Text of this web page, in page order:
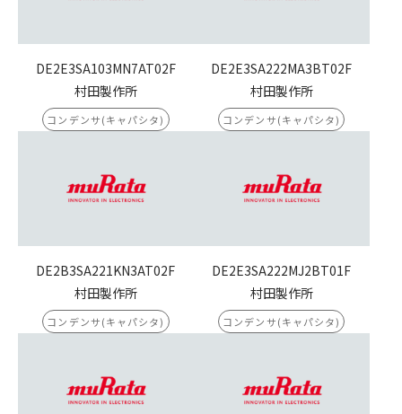
DE2E3SA103MN7AT02F
村田製作所
コンデンサ(キャパシタ)
DE2E3SA222MA3BT02F
村田製作所
コンデンサ(キャパシタ)
DE2B3SA221KN3AT02F
村田製作所
コンデンサ(キャパシタ)
DE2E3SA222MJ2BT01F
村田製作所
コンデンサ(キャパシタ)